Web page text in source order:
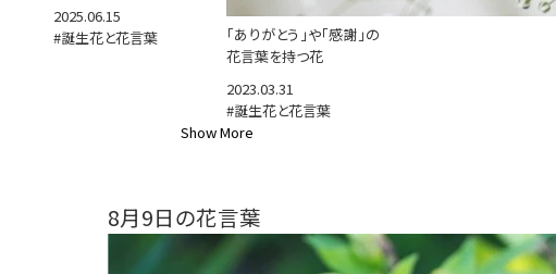
2025.06.15
#誕生花と花言葉
「ありがとう」や「感謝」の
花言葉を持つ花
2023.03.31
#誕生花と花言葉
Show More
8月9日の花言葉